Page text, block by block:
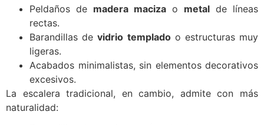
Peldaños de madera maciza o metal de líneas
rectas.
Barandillas devidrio templadoo estructuras muy
ligeras.
Acabados minimalistas, sin elementos decorativos
excesivos.
La escalera tradicional, en cambio, admite con más
naturalidad: